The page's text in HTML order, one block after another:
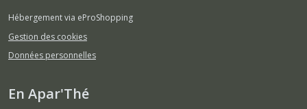
Hébergement via eProShopping
Gestion des cookies
Données personnelles
En Apar'Thé